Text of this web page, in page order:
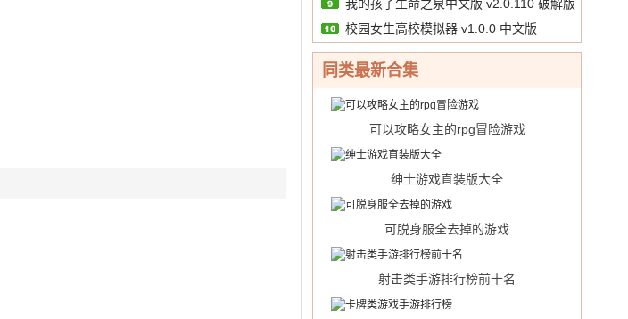
我的孩子生命之泉中文版 v2.0.110 破解版
校园女生高校模拟器 v1.0.0 中文版
同类最新合集
可以攻略女主的rpg冒险游戏
绅士游戏直装版大全
可脱身服全去掉的游戏
射击类手游排行榜前十名